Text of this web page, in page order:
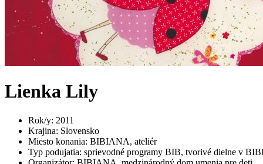
Lienka Lily
Rok/y: 2011
Krajina: Slovensko
Miesto konania: BIBIANA, ateliér
Typ podujatia: sprievodné programy BIB, tvorivé dielne v